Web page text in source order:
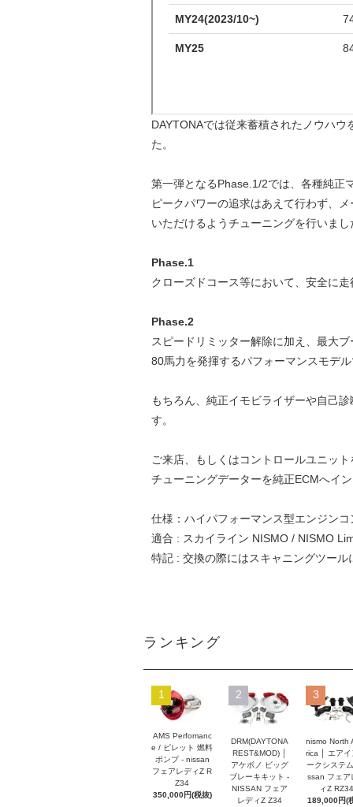
DAYTONAでは従来蓄積されたノウハ
た。
第一弾となるPhase.1/2では、各種純正
ピークパワーの追求はあえて行わず、
いただけるようチューニングを行いまし
Phase.1
クローズドコース等において、安全に
Phase.2
スピードリミッター解除に加え、最大
80馬力を発揮するパフォーマンスモデ
もちろん、純正イモビライザーや自己
す。
ご来店、もしくはコントロールユニッ
チューニングデーターを純正ECMへイ
仕様：ハイパフォーマンス型エンジン
適合 : スカイライン NISMO / NISMO
特記 : 交換の際にはスキャニングツー
ランキング
1
AMS Perfomanc
e / ビレット 燃料
ポンプ - nissan
フェアレディZ R
Z34
350,000円(税抜)
2
DRM(DAYTONA
REST&MOD) │
アケボノ ビッグ
ブレーキキット -
NISSAN フェア
レディZ Z34
3
nismo North
rica │ エアイ
ークシステ
ssan フェア
ィZ RZ34
189,000円(